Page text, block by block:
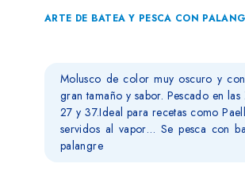
ARTE DE BATEA Y PESCA CON
Molusco de color muy oscuro y
gran tamaño y sabor. Pescado en las
27 y 37.Ideal para recetas como
servidos al vapor… Se pesca con
palangre